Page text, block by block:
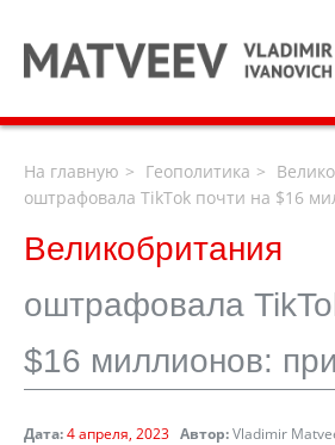
На главную Геополитика
оштрафовала TikTok почти на $16
Великобритания
оштрафовала
$16 миллионов:
Дата:4 апреля, 2023 Автор:Vladimir